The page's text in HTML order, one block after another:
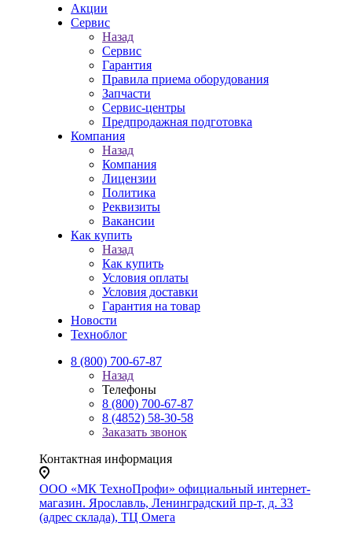
Акции
Сервис
Назад
Сервис
Гарантия
Правила приема оборудования
Запчасти
Сервис-центры
Предпродажная подготовка
Компания
Назад
Компания
Лицензии
Политика
Реквизиты
Вакансии
Как купить
Назад
Как купить
Условия оплаты
Условия доставки
Гарантия на товар
Новости
Техноблог
8 (800) 700-67-87
Назад
Телефоны
8 (800) 700-67-87
8 (4852) 58-30-58
Заказать звонок
Контактная информация
ООО «МК ТехноПрофи» официальный интернет-
магазин. Ярославль, Ленинградский пр-т, д. 33
(адрес склада), ТЦ Омега